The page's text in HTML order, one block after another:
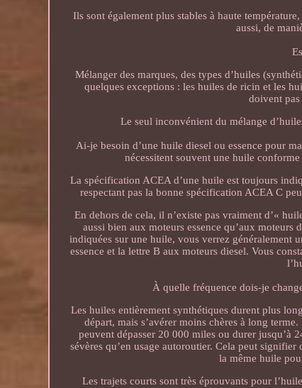
Ils sont également plus stables à haute
aussi, de
Mélanger des marques, des types d’huiles
quelques exceptions : les huiles de ricin et les
doivent
Le seul inconvénient du mélange
Ai-je besoin d’une huile diesel ou essence pour
nécessitent souvent une huile
La spécification ACEA d’une huile est toujours
respectant pas la bonne spécification ACEA C
En dehors de cela, il n’existe pas vraiment d’«
aussi bien aux moteurs essence qu’aux
indiquées sur une huile, vous verrez généralement
essence et la lettre B aux moteurs diesel. Vous
À quelle fréquence dois-je
Les huiles entièrement synthétiques durent plus
départ, mais s’avérer moins chères à long
peuvent dépasser 20 000 miles ou durer jusqu’à
sévères qu’en usage autoroutier. Cela peut
la même huile
Les trajets courts sont très éprouvants pour